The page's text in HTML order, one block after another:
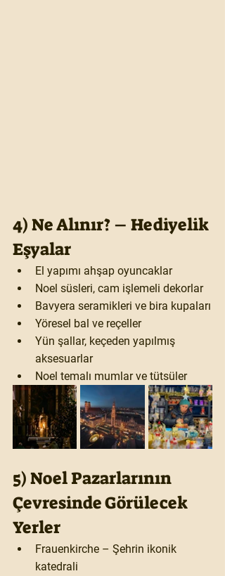
4) Ne Alınır? – Hediyelik
Eşyalar
El yapımı ahşap oyuncaklar
Noel süsleri, cam işlemeli dekorlar
Bavyera seramikleri ve bira kupaları
Yöresel bal ve reçeller
Yün şallar, keçeden yapılmış
aksesuarlar
Noel temalı mumlar ve tütsüler
5) Noel Pazarlarının
Çevresinde Görülecek
Yerler
Frauenkirche – Şehrin ikonik
katedrali